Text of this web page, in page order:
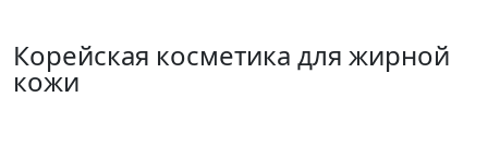
Корейская косметика для жирной
кожи